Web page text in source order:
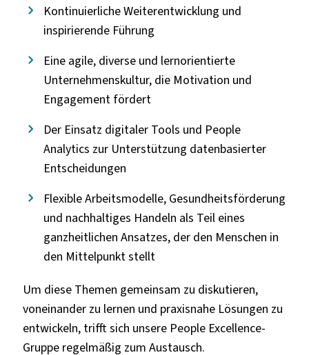
Kontinuierliche Weiterentwicklung und
inspirierende Führung
Eine agile, diverse und lernorientierte
Unternehmenskultur, die Motivation und
Engagement fördert
Der Einsatz digitaler Tools und People
Analytics zur Unterstützung datenbasierter
Entscheidungen
Flexible Arbeitsmodelle, Gesundheitsförderung
und nachhaltiges Handeln als Teil eines
ganzheitlichen Ansatzes, der den Menschen in
den Mittelpunkt stellt
Um diese Themen gemeinsam zu diskutieren,
voneinander zu lernen und praxisnahe Lösungen zu
entwickeln, trifft sich unsere People Excellence-
Gruppe regelmäßig zum Austausch.